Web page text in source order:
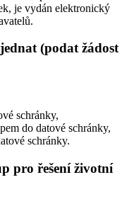
je vydán elektronický
(podat žádost
schránky,
do datové schránky,
schránky.
pro řešení životní